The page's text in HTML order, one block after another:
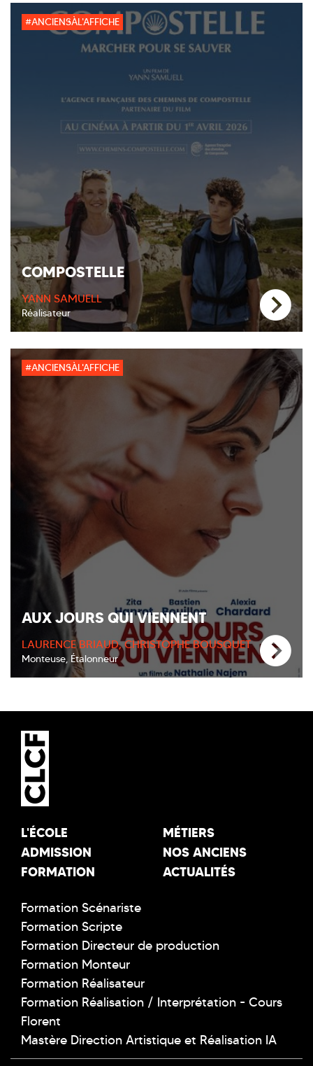
#ANCIENSÀL'AFFICHE
COMPOSTELLE
YANN SAMUELL
Réalisateur
#ANCIENSÀL'AFFICHE
AUX JOURS QUI VIENNENT
LAURENCE BRIAUD, CHRISTOPHE BOUSQUET
Monteuse, Étalonneur
L'ÉCOLE
ADMISSION
FORMATION
MÉTIERS
NOS ANCIENS
ACTUALITÉS
Formation Scénariste
Formation Scripte
Formation Directeur de production
Formation Monteur
Formation Réalisateur
Formation Réalisation / Interprétation - Cours
Florent
Mastère Direction Artistique et Réalisation IA